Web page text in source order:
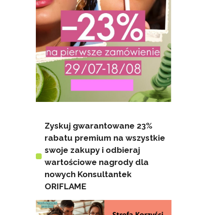
Zyskuj gwarantowane 23%
rabatu premium na wszystkie
swoje zakupy i odbieraj
wartościowe nagrody dla
nowych Konsultantek
ORIFLAME